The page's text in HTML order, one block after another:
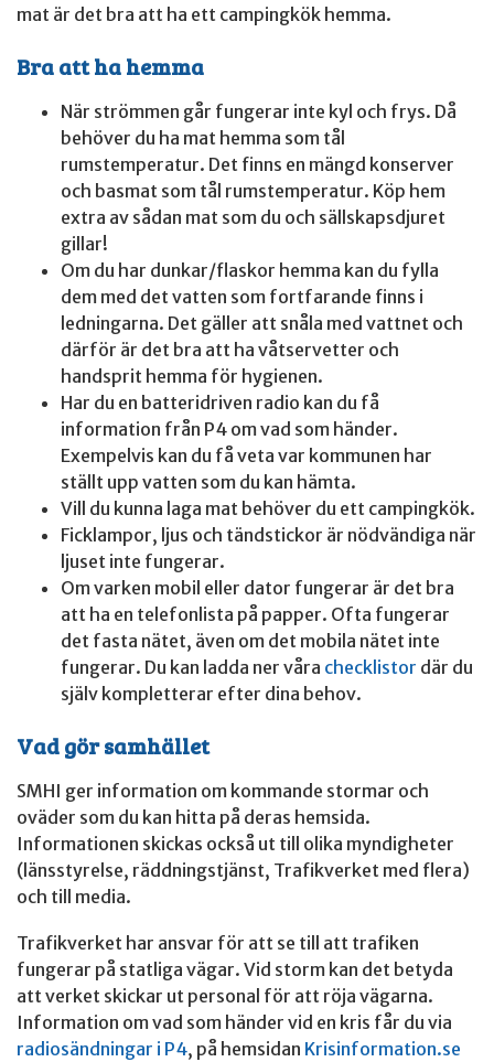
mat är det bra att ha ett campingkök hemma.
Bra att ha hemma
När strömmen går fungerar inte kyl och frys. Då
behöver du ha mat hemma som tål
rumstemperatur. Det finns en mängd konserver
och basmat som tål rumstemperatur. Köp hem
extra av sådan mat som du och sällskapsdjuret
gillar!
Om du har dunkar/flaskor hemma kan du fylla
dem med det vatten som fortfarande finns i
ledningarna. Det gäller att snåla med vattnet och
därför är det bra att ha våtservetter och
handsprit hemma för hygienen.
Har du en batteridriven radio kan du få
information från P4 om vad som händer.
Exempelvis kan du få veta var kommunen har
ställt upp vatten som du kan hämta.
Vill du kunna laga mat behöver du ett campingkök.
Ficklampor, ljus och tändstickor är nödvändiga när
ljuset inte fungerar.
Om varken mobil eller dator fungerar är det bra
att ha en telefonlista på papper. Ofta fungerar
det fasta nätet, även om det mobila nätet inte
fungerar. Du kan ladda ner våra checklistor där du
själv kompletterar efter dina behov.
Vad gör samhället
SMHI ger information om kommande stormar och
oväder som du kan hitta på deras hemsida.
Informationen skickas också ut till olika myndigheter
(länsstyrelse, räddningstjänst, Trafikverket med flera)
och till media.
Trafikverket har ansvar för att se till att trafiken
fungerar på statliga vägar. Vid storm kan det betyda
att verket skickar ut personal för att röja vägarna.
Information om vad som händer vid en kris får du via
radiosändningar i P4, på hemsidan Krisinformation.se